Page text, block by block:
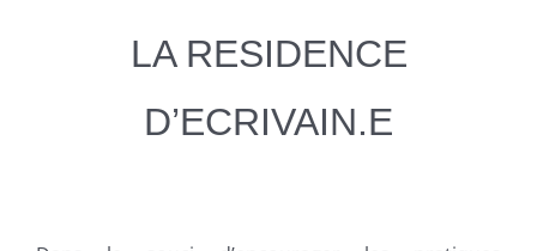
LA RESIDENCE
D’ECRIVAIN.E